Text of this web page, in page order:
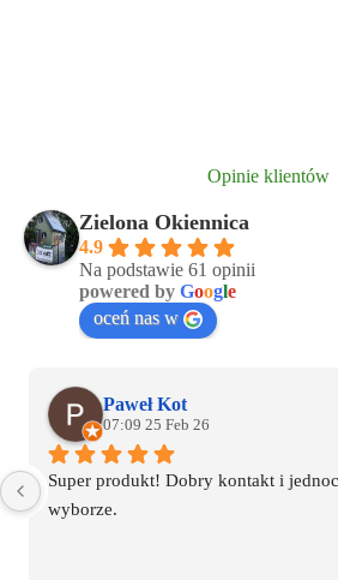
Opinie klientów
Zielona Okiennica
4.9
Na podstawie 61 opinii
powered by Google
oceń nas w
Paweł Kot
07:09 25 Feb 26
Super produkt! Dobry kontakt i
wyborze.